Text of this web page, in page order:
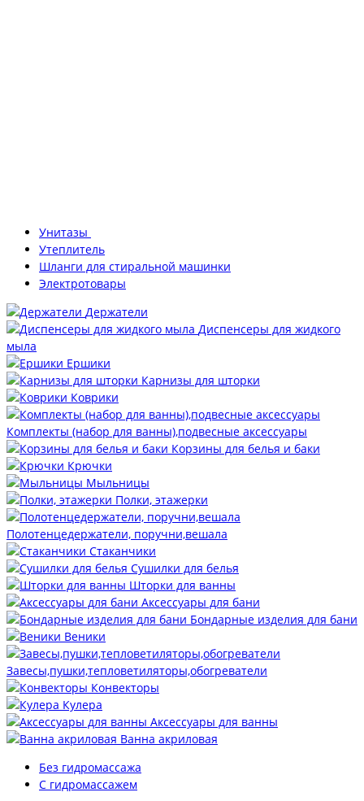
Унитазы
Утеплитель
Шланги для стиральной машинки
Электротовары
Держатели
Диспенсеры для жидкого
мыла
Ершики
Карнизы для шторки
Коврики
Комплекты (набор для ванны),подвесные аксессуары
Корзины для белья и баки
Крючки
Мыльницы
Полки, этажерки
Полотенцедержатели, поручни,вешала
Стаканчики
Сушилки для белья
Шторки для ванны
Аксессуары для бани
Бондарные изделия для бани
Веники
Завесы,пушки,тепловетиляторы,обогреватели
Конвекторы
Кулера
Аксессуары для ванны
Ванна акриловая
Без гидромассажа
С гидромассажем